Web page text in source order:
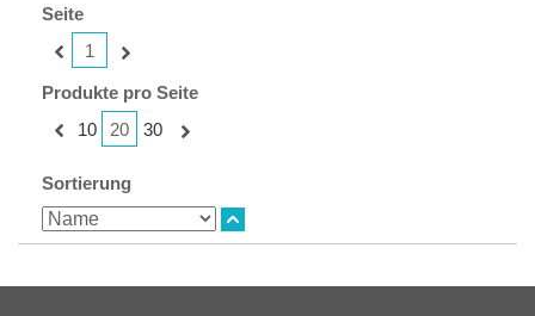
Seite
1
Produkte pro Seite
10
20 30
Sortierung